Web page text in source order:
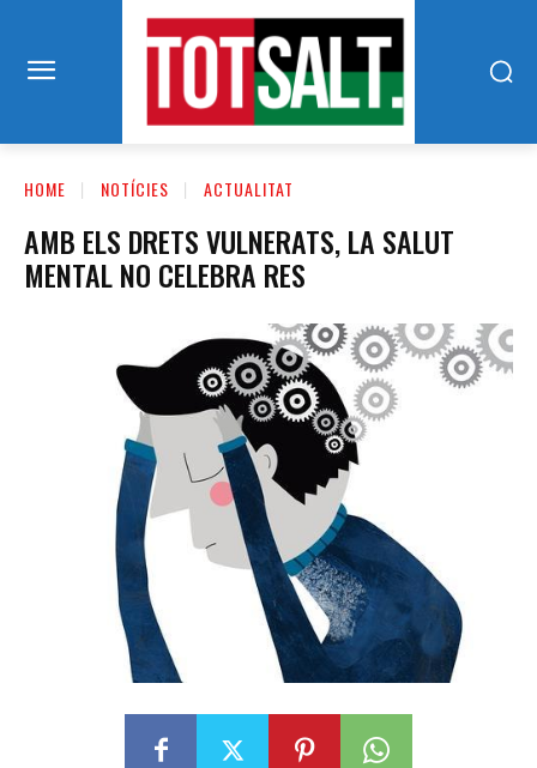
HOME NOTÍCIES ACTUALITAT
AMB ELS DRETS VULNERATS, LA SALUT
MENTAL NO CELEBRA RES